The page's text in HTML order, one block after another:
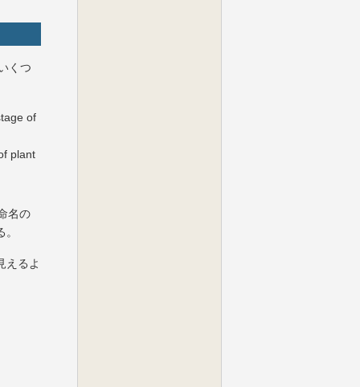
くつ
of
plant
名の
えるよ